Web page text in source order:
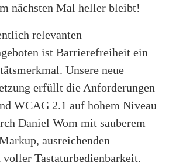
nächsten Mal heller bleibt!
relevanten
ist Barrierefreiheit ein
Unsere neue
erfüllt die Anforderungen
WCAG 2.1 auf hohem Niveau
Daniel Wom mit sauberem
ausreichenden
voller Tastaturbedienbarkeit.